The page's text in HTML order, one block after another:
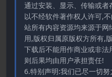
通过安装、显示、传输或
以不经软件著作权人许可,
站所有内容资源均来源于
用,版权归属原版权方所有,
下载后不能用作商业或非
则后果均由用户承担责任!
6.特别声明:我们已尽一切